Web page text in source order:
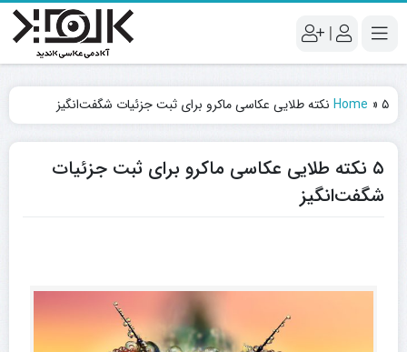
|
Home » ۵ نکته طلایی عکاسی ماکرو برای ثبت جزئیات شگفت‌انگیز
۵ نکته طلایی عکاسی ماکرو برای ثبت جزئیات
شگفت‌انگیز